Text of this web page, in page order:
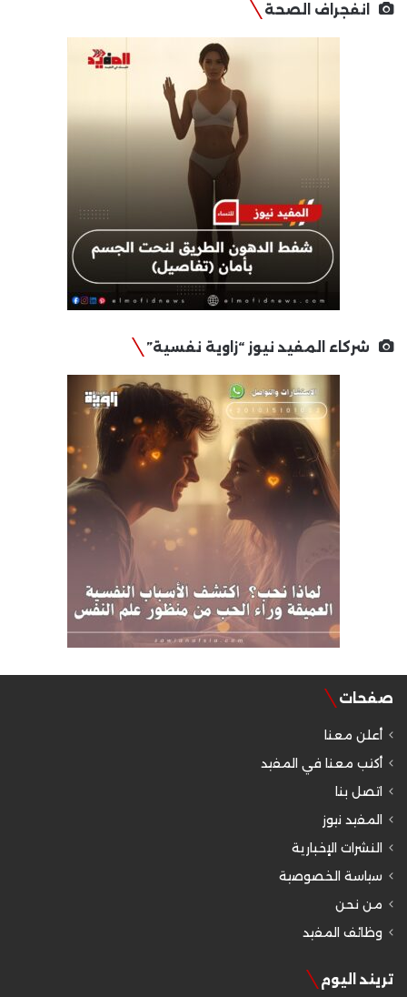
انفجراف الصحة
شركاء المفيد نيوز “زاوية نفسية”
صفحات
أعلن معنا
أكتب معنا في المفيد
اتصل بنا
المفيد نيوز
النشرات الإخبارية
سياسة الخصوصية
من نحن
وظائف المفيد
تريند اليوم